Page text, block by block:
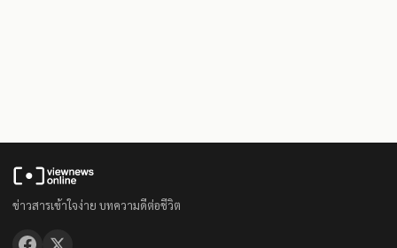
ข่าวสารเข้าใจง่าย บทความดีต่อชีวิต